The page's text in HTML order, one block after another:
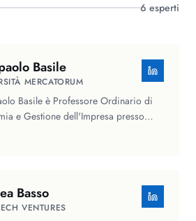
6 esperti
Basile
MERCATORUM
Basile è Professore Ordinario di
e Gestione dell'Impresa presso
Basso
VENTURES